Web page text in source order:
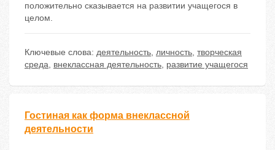
положительно сказывается на развитии учащегося в
целом.
Ключевые слова: деятельность, личность, творческая
среда, внеклассная деятельность, развитие учащегося
Гостиная как форма внеклассной
деятельности